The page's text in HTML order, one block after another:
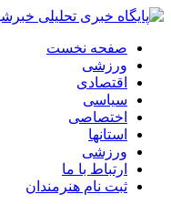
صفحه نخست
ورزشی
اقتصادی
سیاسی
اختصاصی
استانها
ورزشی
ارتباط با ما
ثبت نام هنرمندان